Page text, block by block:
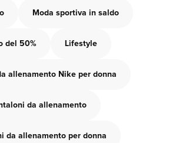
Moda sportiva in saldo
del 50% Lifestyle
allenamento Nike per donna
da allenamento
da allenamento per donna